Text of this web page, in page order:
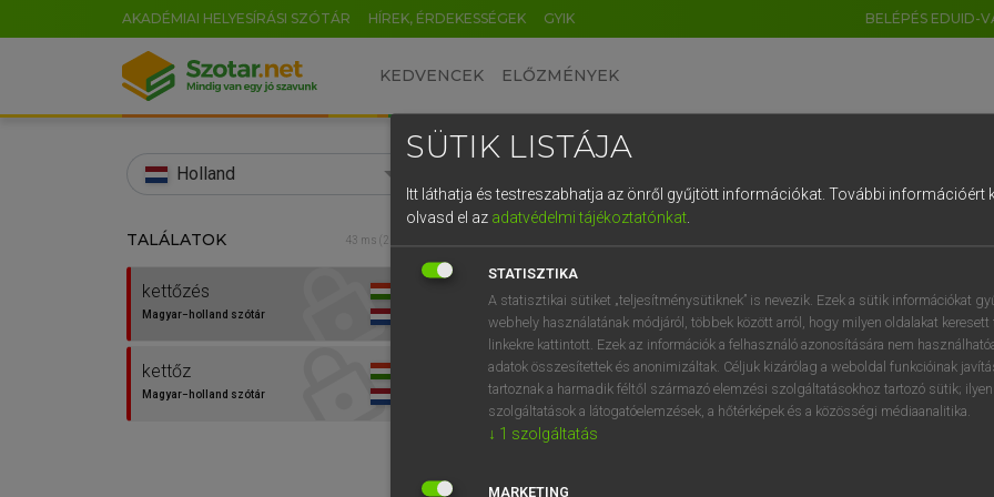
AKADÉMIAI HELYESÍRÁSI SZÓTÁR HÍREK, ÉRDEKESSÉGEK GYIK BELÉPÉS EDUID-
KEDVENCEK ELŐZMÉNYEK
Holland
TALÁLATOK 43 ms (2 db)
kettőzés
Magyar−holland szótár
kettőz
Magyar−holland szótár
Magyar−holland szótár
VAN ELŐFIZETÉSED?
megtekintéséhez.
SÜTIK LISTÁJA
Itt láthatja és testreszabhatja az önről gyűjtött információkat. További információért
olvasd el az adatvédelmi tájékoztatónkat.
STATISZTIKA
A statisztikai sütiket „teljesítménysütiknek” is nevezik. Ezek a sütik információkat
webhely használatának módjáról, többek között arról, hogy milyen oldalakat keresett
linkekre kattintott. Ezek az információk a felhasználó azonosítására nem
adatok összesítettek és anonimizáltak. Céljuk kizárólag a weboldal funkcióinak
tartoznak a harmadik féltől származó elemzési szolgáltatásokhoz tartozó sütik;
szolgáltatások a látogatóelemzések, a hőtérképek és a közösségi médiaanalitika.
↓ 1 szolgáltatás
MARKETING
EN HU DE CN FR ES IT NL
0 1 2 3 4 5 6 7 8 9
q w e r t z u i
a s d f g h j k l é
í y x c v b n m , .